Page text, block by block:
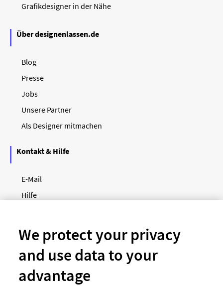
Grafikdesigner in der Nähe
Über designenlassen.de
Blog
Presse
Jobs
Unsere Partner
Als Designer mitmachen
Kontakt & Hilfe
E-Mail
Hilfe
Unsere Zahlungsarten
We protect your privacy
and use data to your
advantage